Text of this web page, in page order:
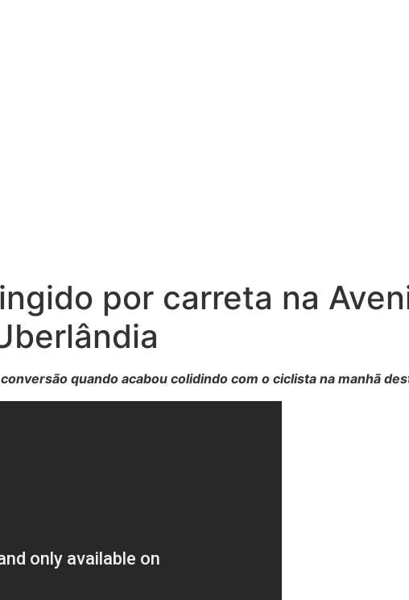
por carreta na
quando acabou colidindo com o ciclista na manhã